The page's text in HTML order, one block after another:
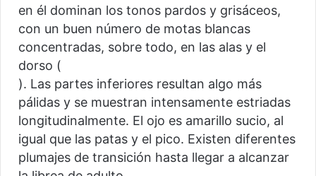
en él dominan los tonos pardos y grisáceos,
con un buen número de motas blancas
concentradas, sobre todo, en las alas y el
dorso (
). Las partes inferiores resultan algo más
pálidas y se muestran intensamente estriadas
longitudinalmente. El ojo es amarillo sucio, al
igual que las patas y el pico. Existen diferentes
plumajes de transición hasta llegar a alcanzar